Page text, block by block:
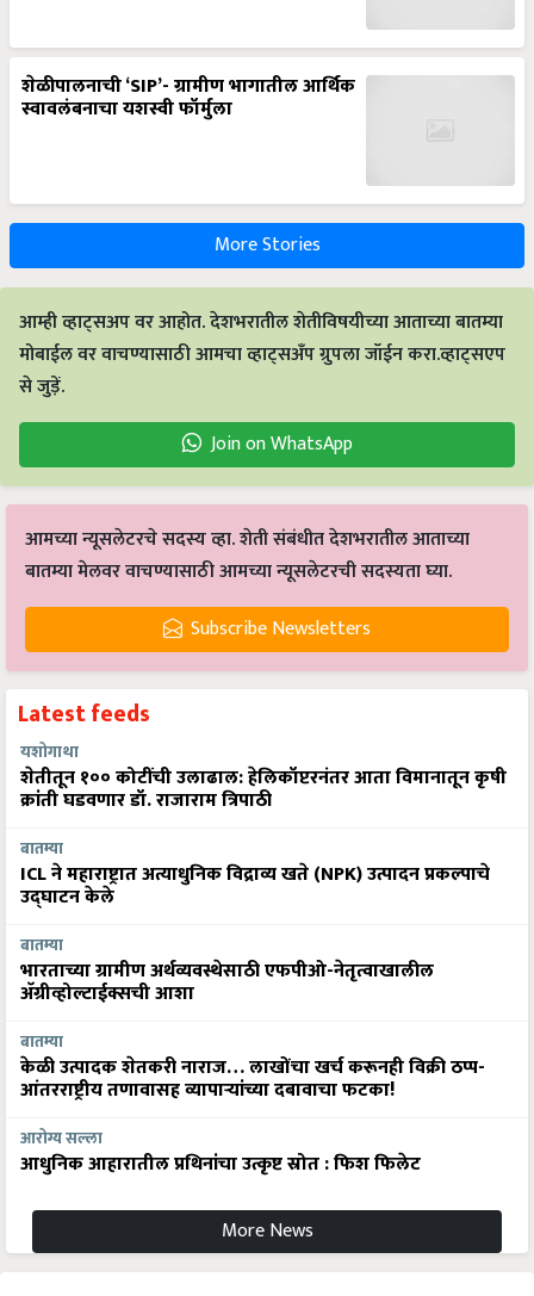
शेळीपालनाची ‘SIP’- ग्रामीण भागातील आर्थिक
स्वावलंबनाचा यशस्वी फॉर्मुला
More Stories
आम्ही व्हाट्सअप वर आहोत. देशभरातील शेतीविषयीच्या आताच्या बातम्या
मोबाईल वर वाचण्यासाठी आमचा व्हाट्सअँप ग्रुपला जॉईन करा.व्हाट्सएप
से जुड़ें.
Join on WhatsApp
आमच्या न्यूसलेटरचे सदस्य व्हा. शेती संबंधीत देशभरातील आताच्या
बातम्या मेलवर वाचण्यासाठी आमच्या न्यूसलेटरची सदस्यता घ्या.
Subscribe Newsletters
Latest feeds
यशोगाथा
शेतीतून १०० कोटींची उलाढाल: हेलिकॉप्टरनंतर आता विमानातून कृषी
क्रांती घडवणार डॉ. राजाराम त्रिपाठी
बातम्या
ICL ने महाराष्ट्रात अत्याधुनिक विद्राव्य खते (NPK) उत्पादन प्रकल्पाचे
उद्घाटन केले
बातम्या
भारताच्या ग्रामीण अर्थव्यवस्थेसाठी एफपीओ-नेतृत्वाखालील
अ‍ॅग्रीव्होल्टाईक्सची आशा
बातम्या
केळी उत्पादक शेतकरी नाराज… लाखोंचा खर्च करूनही विक्री ठप्प-
आंतरराष्ट्रीय तणावासह व्यापाऱ्यांच्या दबावाचा फटका!
आरोग्य सल्ला
आधुनिक आहारातील प्रथिनांचा उत्कृष्ट स्रोत : फिश फिलेट
More News